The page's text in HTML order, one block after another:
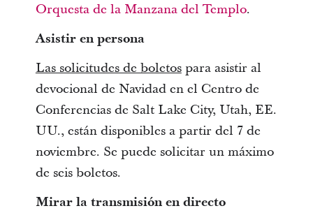
Orquesta de la Manzana del Templo.
Asistir en persona
Las solicitudes de boletospara asistir al
devocional de Navidad en el Centro de
Conferencias de Salt Lake City, Utah, EE.
UU., están disponibles a partir del 7 de
noviembre. Se puede solicitar un máximo
de seis boletos.
Mirar la transmisión en directo